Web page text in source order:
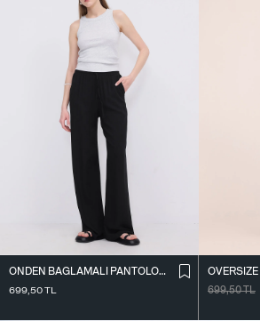
ÖNDEN BAĞLAMALI PANTOLON PN16791-W12
699,50TL
699,50TL